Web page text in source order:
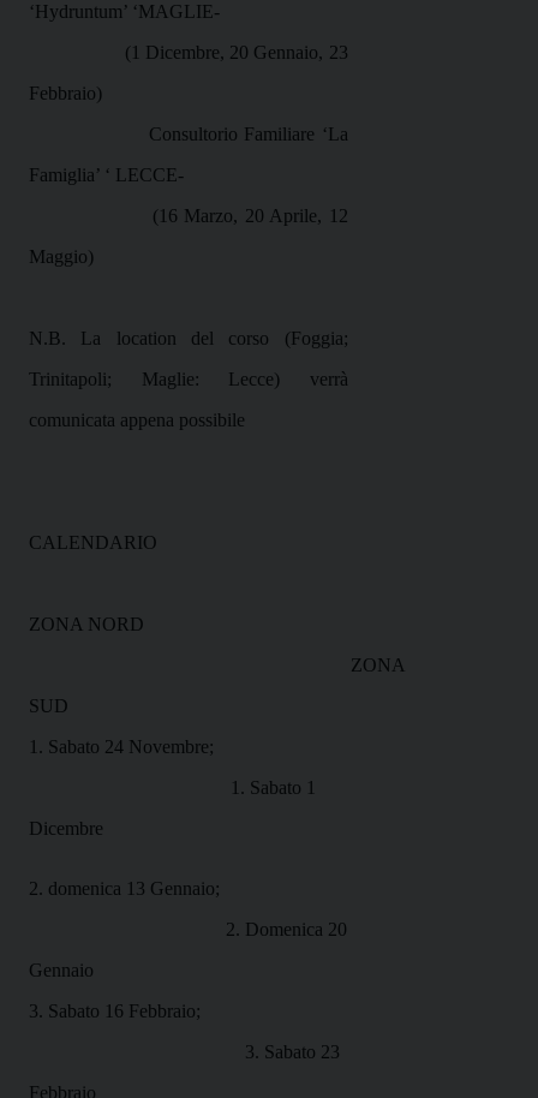
‘Hydruntum’ ‘MAGLIE-
(1 Dicembre, 20 Gennaio, 23
Febbraio)
Consultorio Familiare ‘La
Famiglia’ ‘ LECCE-
(16 Marzo, 20 Aprile, 12
Maggio)
N.B. La location del corso (Foggia;
Trinitapoli; Maglie: Lecce) verrà
comunicata appena possibile
CALENDARIO
ZONA NORD
ZONA
SUD
1. Sabato 24 Novembre;
1. Sabato 1
Dicembre
2. domenica 13 Gennaio;
2. Domenica 20
Gennaio
3. Sabato 16 Febbraio;
3. Sabato 23
Febbraio